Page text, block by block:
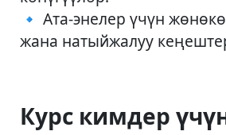
🔹 Ата-энелер үчүн
жана натыйжалуу
Курс кимдер